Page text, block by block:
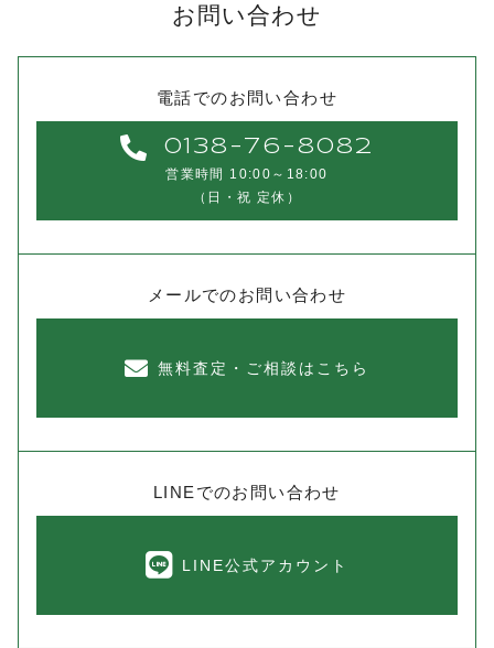
お問い合わせ
電話でのお問い合わせ
0138-76-8082
営業時間 10:00～18:00
（日・祝 定休）
メールでのお問い合わせ
無料査定・ご相談はこちら
LINEでのお問い合わせ
LINE公式アカウント